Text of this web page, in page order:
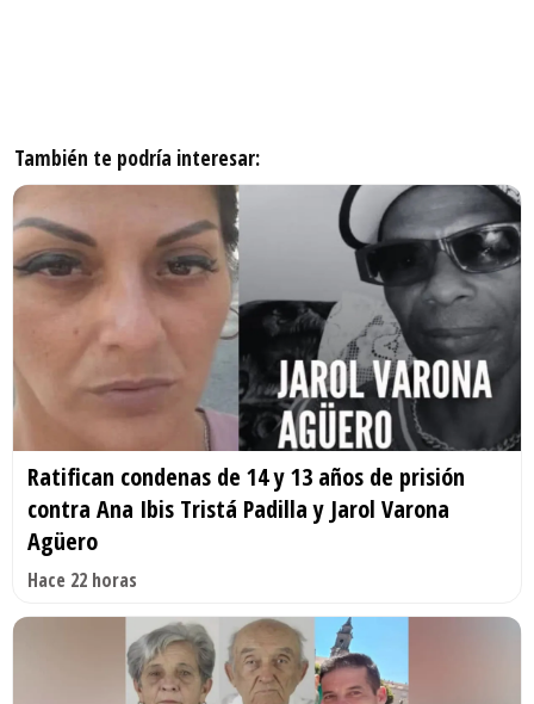
También te podría interesar:
Ratifican condenas de 14 y 13 años de prisión
contra Ana Ibis Tristá Padilla y Jarol Varona
Agüero
Hace 22 horas